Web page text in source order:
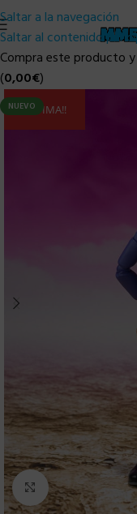
Saltar a la navegación
Saltar al contenido
Compra este producto
(0,00€)
NUEVOULTIMA!!
Clic para